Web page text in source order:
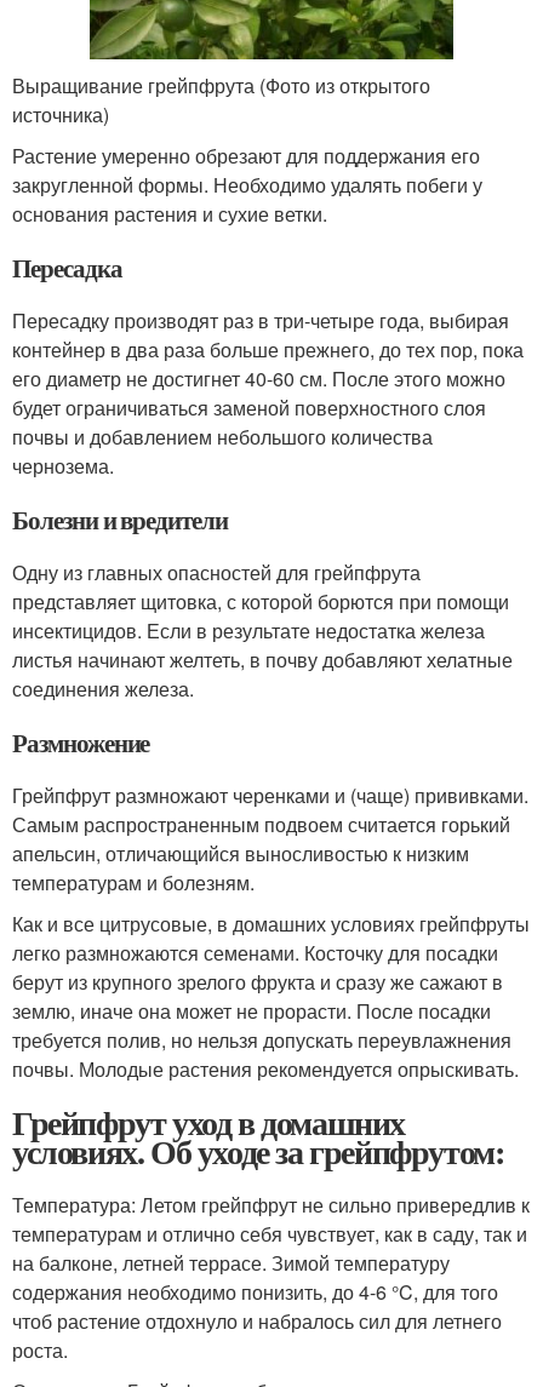
Выращивание грейпфрута (Фото из открытого
источника)
Растение умеренно обрезают для поддержания его
закругленной формы. Необходимо удалять побеги у
основания растения и сухие ветки.
Пересадка
Пересадку производят раз в три-четыре года, выбирая
контейнер в два раза больше прежнего, до тех пор, пока
его диаметр не достигнет 40-60 см. После этого можно
будет ограничиваться заменой поверхностного слоя
почвы и добавлением небольшого количества
чернозема.
Болезни и вредители
Одну из главных опасностей для грейпфрута
представляет щитовка, с которой борются при помощи
инсектицидов. Если в результате недостатка железа
листья начинают желтеть, в почву добавляют хелатные
соединения железа.
Размножение
Грейпфрут размножают черенками и (чаще) прививками.
Самым распространенным подвоем считается горький
апельсин, отличающийся выносливостью к низким
температурам и болезням.
Как и все цитрусовые, в домашних условиях грейпфруты
легко размножаются семенами. Косточку для посадки
берут из крупного зрелого фрукта и сразу же сажают в
землю, иначе она может не прорасти. После посадки
требуется полив, но нельзя допускать переувлажнения
почвы. Молодые растения рекомендуется опрыскивать.
Грейпфрут уход в домашних
условиях. Об уходе за грейпфрутом:
Температура: Летом грейпфрут не сильно привередлив к
температурам и отлично себя чувствует, как в саду, так и
на балконе, летней террасе. Зимой температуру
содержания необходимо понизить, до 4-6 °C, для того
чтоб растение отдохнуло и набралось сил для летнего
роста.